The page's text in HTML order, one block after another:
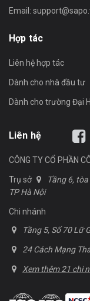
Loại kết nối
Tốc độ truyền
Bộ nhớ
Dung lượng pin
Thời gian sạc
(tính từ khi pin
được sạc đầy)
Chế độ kết nối
Đặc điểm
Giao tiếp
Nguồn điện
Email:
Hợp tác
Liên hệ hợp tác
Dành cho nhà đầu tư
Dành cho trường Đại
Liên hệ
CÔNG TY CỔ PHẦN
Trụ sở
Tầng 6,
TP Hà Nội
Chi nhánh
Tầng 5, Số 70 Lữ
24 Cách Mạng
Xem thêm 21 chi